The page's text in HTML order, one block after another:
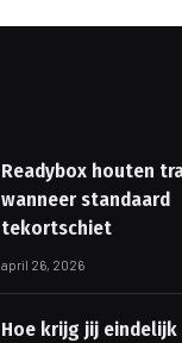
Readybox houten
wanneer standaard
tekortschiet
april 26, 2026
Hoe krijg jij